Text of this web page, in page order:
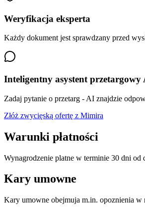
Weryfikacja eksperta
Każdy dokument jest sprawdzany przed
Inteligentny asystent przetargowy
Zadaj pytanie o przetarg - AI znajdzie
Złóż zwycięską ofertę z Mimira
Warunki płatności
Wynagrodzenie platne w terminie 30 dni
Kary umowne
Kary umowne obejmuja m.in. opoznienia